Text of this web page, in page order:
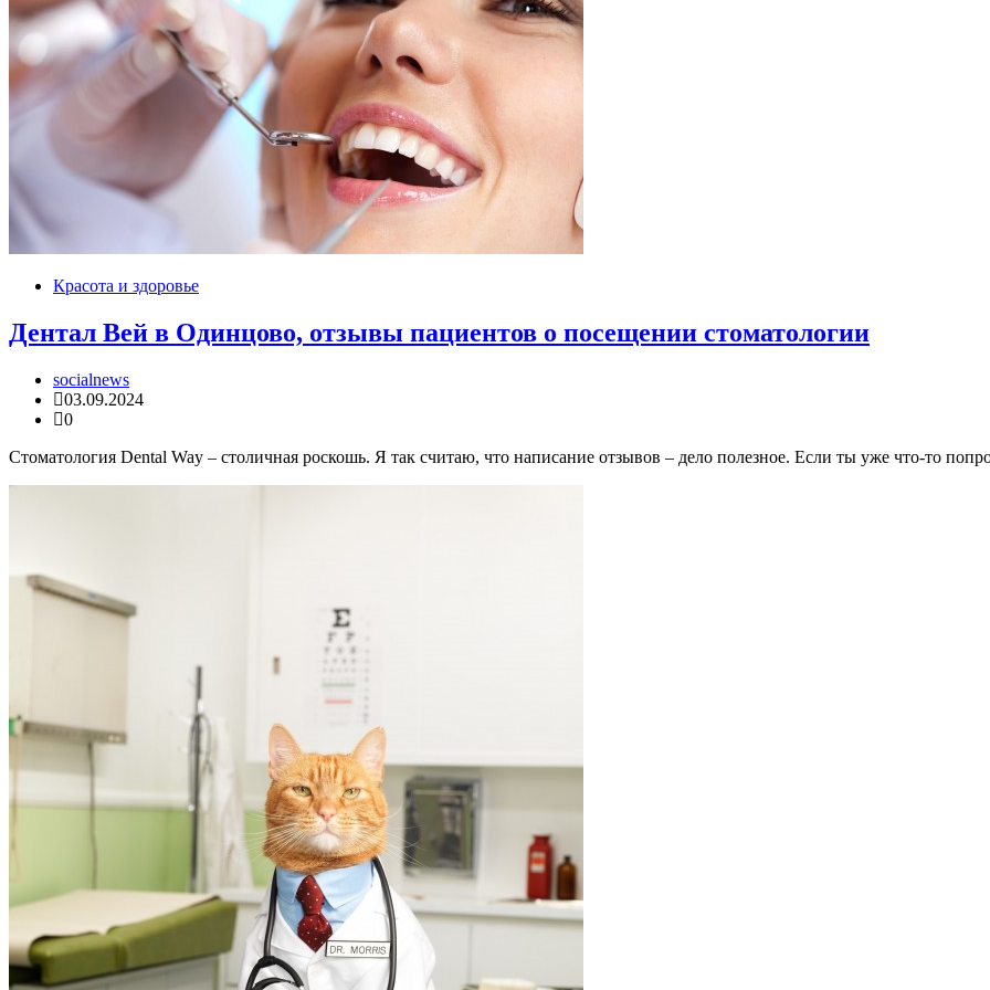
Красота и здоровье
Дентал Вей в Одинцово, отзывы пациентов о посещении стоматологии
socialnews
03.09.2024
0
Стоматология Dental Way – столичная роскошь. Я так считаю, что написание отзывов – дело полезное. Если ты уже что-то